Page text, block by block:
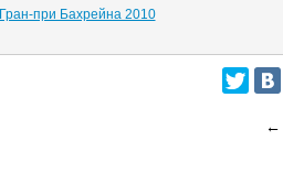
Гран-при Бахрейна 2010